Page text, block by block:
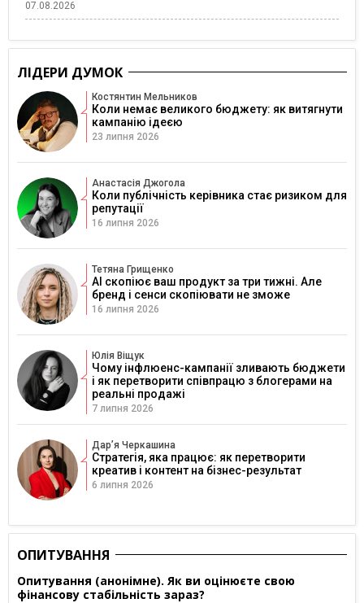
07.08.2026
ЛІДЕРИ ДУМОК
Костянтин Мельников
Коли немає великого бюджету: як витягнути
кампанію ідеєю
23 липня 2026
Анастасія Джогола
Коли публічність керівника стає ризиком для
репутації
16 липня 2026
Тетяна Грищенко
AI скопіює ваш продукт за три тижні. Але
бренд і сенси скопіювати не зможе
16 липня 2026
Юлія Віщук
Чому інфлюенс-кампанії зливають бюджети
і як перетворити співпрацю з блогерами на
реальні продажі
7 липня 2026
Дарʼя Черкашина
Стратегія, яка працює: як перетворити
креатив і контент на бізнес-результат
6 липня 2026
ОПИТУВАННЯ
Опитування (анонімне). Як ви оцінюєте свою
фінансову стабільність зараз?